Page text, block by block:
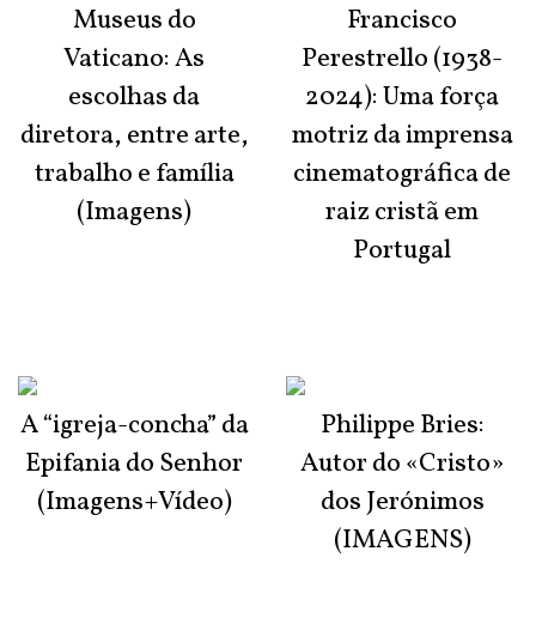
Museus do
Vaticano: As
escolhas da
diretora, entre arte,
trabalho e família
(Imagens)
A “igreja-concha” da
Epifania do Senhor
(Imagens+Vídeo)
Francisco
Perestrello (1938-
2024): Uma força
motriz da imprensa
cinematográfica de
raiz cristã em
Portugal
Philippe Bries:
Autor do «Cristo»
dos Jerónimos
(IMAGENS)